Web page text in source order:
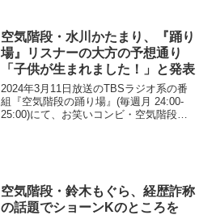
かまずに素直に祝福できる理由につい
て...
空気階段・水川かたまり、『踊り
場』リスナーの大方の予想通り
「子供が生まれました！」と発表
2024年3月11日放送のTBSラジオ系の番
組『空気階段の踊り場』(毎週月 24:00-
25:00)にて、お笑いコンビ・空気階段の
空気階段・鈴木もぐら、経歴詐称
の話題でショーンKのところを